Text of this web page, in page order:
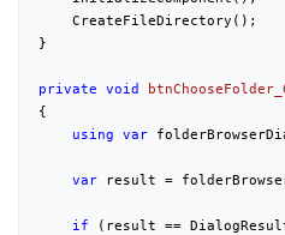
    CreateFileDirectory();
}
private void
{
using var
var result =
if (result ==